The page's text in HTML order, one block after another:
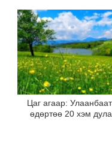
Цаг агаар:
өдөртөө 20 хэм